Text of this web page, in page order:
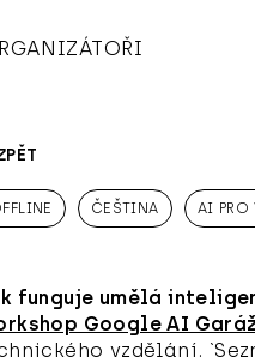
ČEŠTINA AI PRO
funguje umělá
Google AI Garáž
vzdělání.